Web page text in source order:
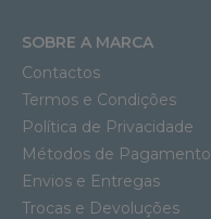
SOBRE A MARCA
Contactos
Termos e Condições
Política de Privacidade
Métodos de Pagamento
Envios e Entregas
Trocas e Devoluções